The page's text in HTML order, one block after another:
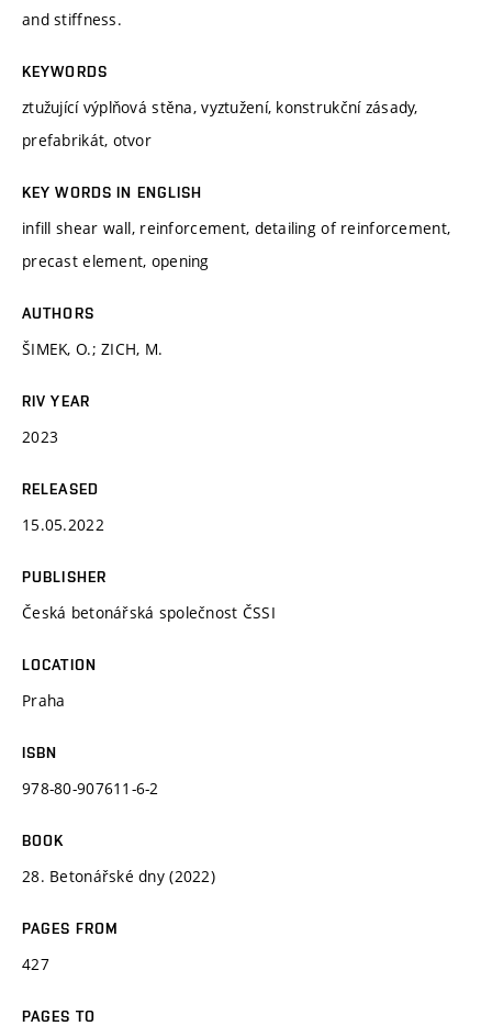
and stiffness.
KEYWORDS
ztužující výplňová stěna, vyztužení, konstrukční zásady,
prefabrikát, otvor
KEY WORDS IN ENGLISH
infill shear wall, reinforcement, detailing of reinforcement,
precast element, opening
AUTHORS
ŠIMEK, O.; ZICH, M.
RIV YEAR
2023
RELEASED
15.05.2022
PUBLISHER
Česká betonářská společnost ČSSI
LOCATION
Praha
ISBN
978-80-907611-6-2
BOOK
28. Betonářské dny (2022)
PAGES FROM
427
PAGES TO